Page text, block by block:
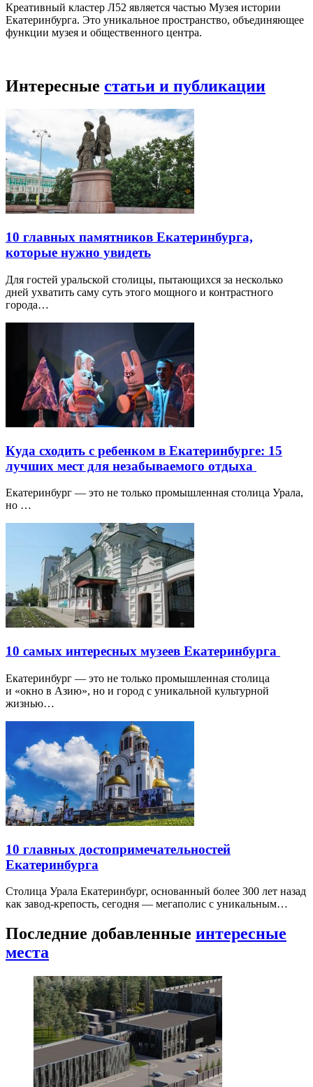
Креативный кластер Л52 является частью Музея истории
Екатеринбурга. Это уникальное пространство, объединяющее
функции музея и общественного центра.
Интересные статьи и публикации
10 главных памятников Екатеринбурга,
которые нужно увидеть
Для гостей уральской столицы, пытающихся за несколько
дней ухватить саму суть этого мощного и контрастного
города…
Куда сходить с ребенком в Екатеринбурге: 15
лучших мест для незабываемого отдыха
Екатеринбург — это не только промышленная столица Урала,
но …
10 самых интересных музеев Екатеринбурга
Екатеринбург — это не только промышленная столица
и «окно в Азию», но и город с уникальной культурной
жизнью…
10 главных достопримечательностей
Екатеринбурга
Столица Урала Екатеринбург, основанный более 300 лет назад
как завод-крепость, сегодня — мегаполис с уникальным…
Последние добавленные интересные
места